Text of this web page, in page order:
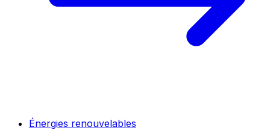
Énergies renouvelables